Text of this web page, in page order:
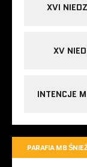
XVI
XV
INTENCJE
PARAFIA MB